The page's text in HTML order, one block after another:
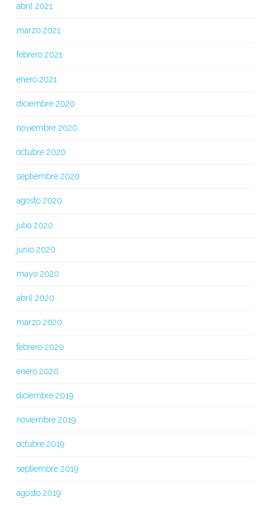
abril 2021
marzo 2021
febrero 2021
enero 2021
diciembre 2020
noviembre 2020
octubre 2020
septiembre 2020
agosto 2020
julio 2020
junio 2020
mayo 2020
abril 2020
marzo 2020
febrero 2020
enero 2020
diciembre 2019
noviembre 2019
octubre 2019
septiembre 2019
agosto 2019